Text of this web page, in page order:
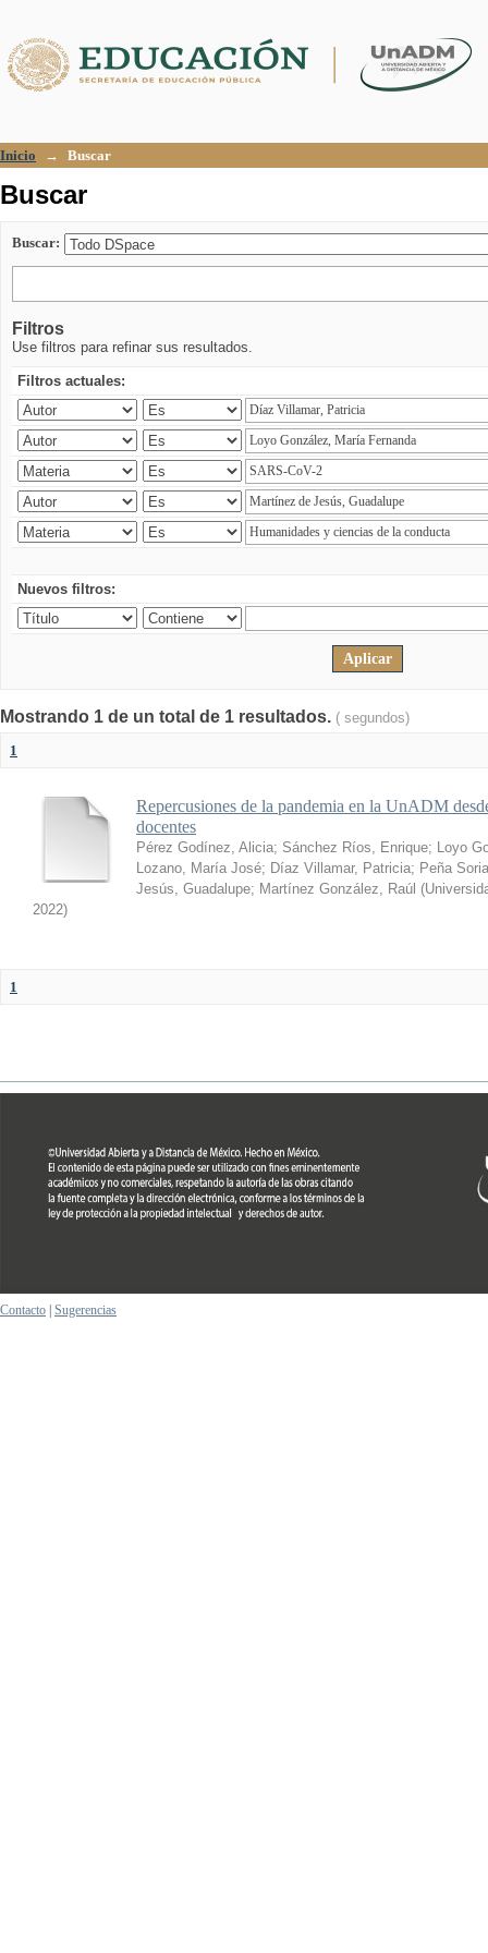
Inicio → Buscar
Buscar
Buscar:
Filtros
Use filtros para refinar sus resultados.
Filtros actuales:
Nuevos filtros:
Mostrando 1 de un total de 1 resultados. ( segundos)
1
Repercusiones de la pandemia en la UnADM
docentes
Pérez Godínez, Alicia; Sánchez Ríos, Enrique; Loyo
Lozano, María José; Díaz Villamar, Patricia; Peña
Jesús, Guadalupe; Martínez González, Raúl (
2022)
1
Contacto Sugerencias